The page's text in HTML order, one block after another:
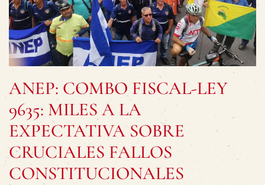
ANEP: COMBO FISCAL-LEY
9635: MILES A LA
EXPECTATIVA SOBRE
CRUCIALES FALLOS
CONSTITUCIONALES